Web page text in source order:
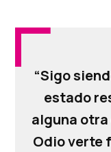
“Sigo
estado
alguna
Odio verte